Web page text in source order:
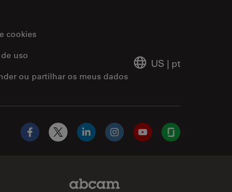
cookies
ou partilhar os meus dados
uso
US | pt
Facebook
X LinkedInInstagramYouTubeGlassdoor